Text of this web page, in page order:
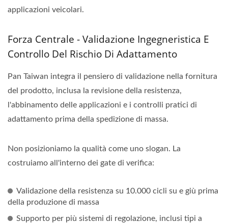
applicazioni veicolari.
Forza Centrale - Validazione Ingegneristica E
Controllo Del Rischio Di Adattamento
Pan Taiwan integra il pensiero di validazione nella fornitura
del prodotto, inclusa la revisione della resistenza,
l'abbinamento delle applicazioni e i controlli pratici di
adattamento prima della spedizione di massa.
Non posizioniamo la qualità come uno slogan. La
costruiamo all'interno dei gate di verifica:
Validazione della resistenza su 10.000 cicli su e giù prima
della produzione di massa
Supporto per più sistemi di regolazione, inclusi tipi a